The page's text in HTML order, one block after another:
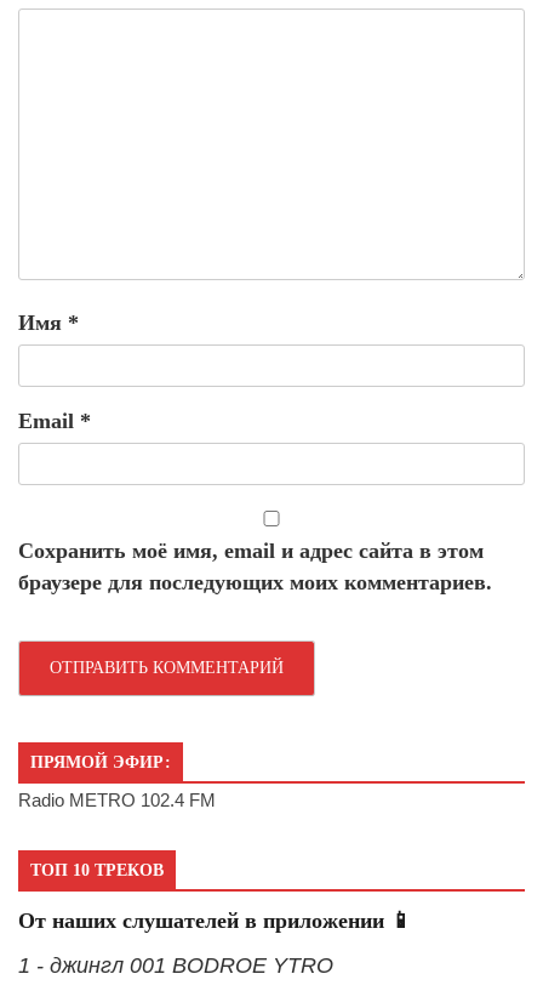
Имя *
Email *
Сохранить моё имя, email и адрес сайта в этом
браузере для последующих моих комментариев.
ПРЯМОЙ ЭФИР:
Radio METRO 102.4 FM
ТОП 10 ТРЕКОВ
От наших слушателей в приложении 📱
1 - джингл 001 BODROE YTRO